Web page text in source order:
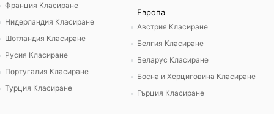
Франция Класиране
Нидерландия Класиране
Шотландия Класиране
Русия Класиране
Португалия Класиране
Турция Класиране
Европа
Австрия Класиране
Белгия Класиране
Беларус Класиране
Босна и Херциговина Класиране
Гърция Класиране